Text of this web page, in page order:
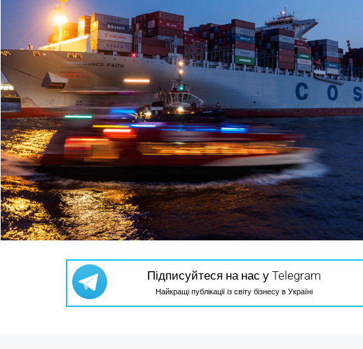
Підписуйтеся на нас у Telegram
Найкращі публікації із світу бізнесу в Україні